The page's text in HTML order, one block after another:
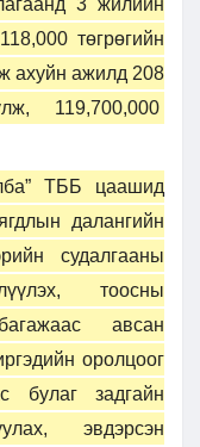
3 жилийн
төгрөгийн
ахуйн ажилд 208
119,700,000
ТББ цаашид
далангийн
судалгааны
тоосны
авсан
оролцоог
булаг задгайн
эвдэрсэн